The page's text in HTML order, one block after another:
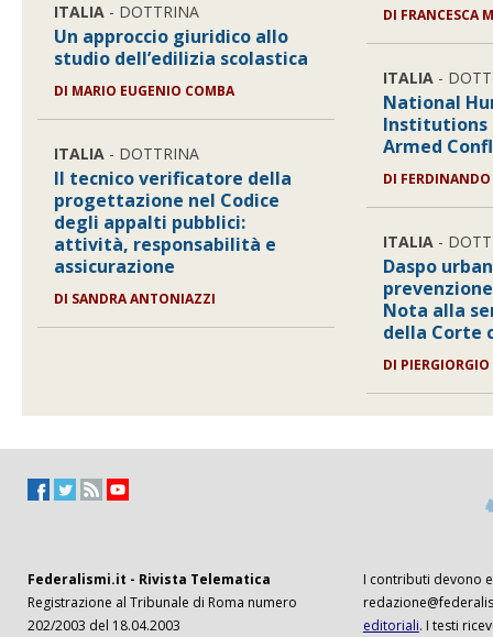
ITALIA - DOTTRINA
Un approccio giuridico allo
studio dell’edilizia scolastica
DI MARIO EUGENIO COMBA
ITALIA - DOTTRINA
Il tecnico verificatore della
progettazione nel Codice
degli appalti pubblici:
attività, responsabilità e
assicurazione
DI SANDRA ANTONIAZZI
DI FRANCESCA
ITALIA -
National
Institutions
Armed
DI
ITALIA -
Daspo
Nota alla
della Corte
DI
Federalismi.it - Rivista Telematica
Registrazione al Tribunale di Roma numero
202/2003 del 18.04.2003
I contributi devono
editoriali. I testi